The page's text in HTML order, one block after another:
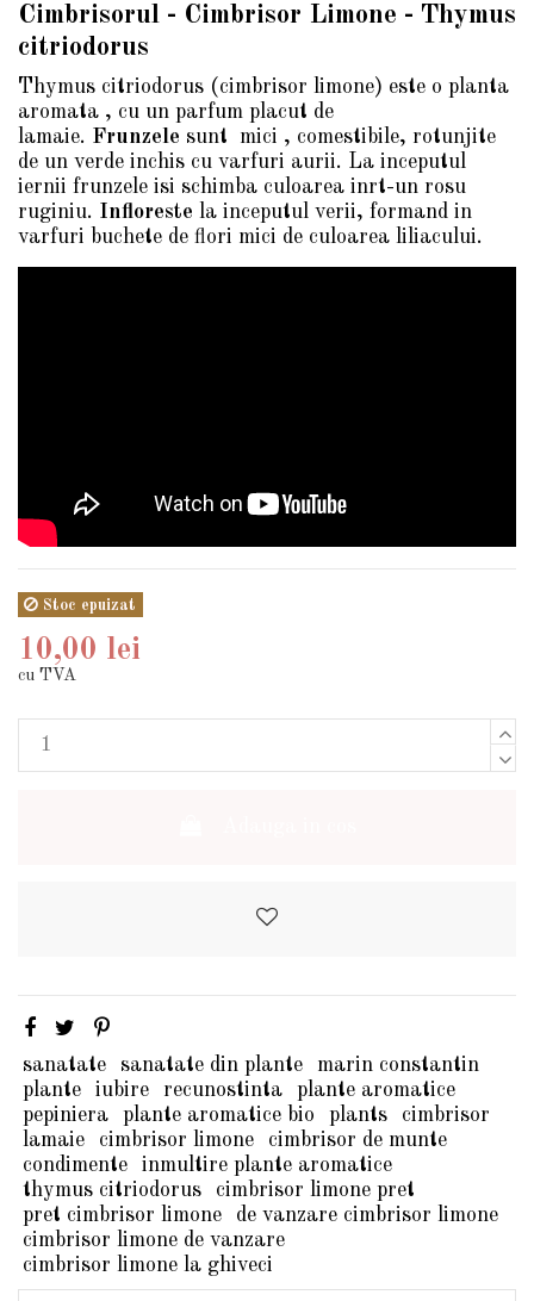
Cimbrisorul - Cimbrisor Limone - Thymus
citriodorus
Thymus citriodorus (cimbrisor limone) este o planta
aromata , cu un parfum placut de
lamaie. Frunzele sunt mici , comestibile, rotunjite
de un verde inchis cu varfuri aurii. La inceputul
iernii frunzele isi schimba culoarea inrt-un rosu
ruginiu. Infloreste la inceputul verii, formand in
varfuri buchete de flori mici de culoarea liliacului.
Stoc epuizat
10,00 lei
cu TVA
sanatate sanatate din plante
marin constantin
plante
iubire recunostinta
plante aromatice
pepiniera
plante aromatice bio plants
cimbrisor
lamaie
cimbrisor limone
cimbrisor de munte
condimente
inmultire plante aromatice
thymus citriodorus
cimbrisor limone pret
pret cimbrisor limone
de vanzare cimbrisor limone
cimbrisor limone de vanzare
cimbrisor limone la ghiveci